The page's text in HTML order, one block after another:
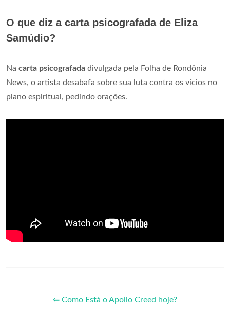
O que diz a carta psicografada de Eliza
Samúdio?
Na carta psicografada divulgada pela Folha de Rondônia
News, o artista desabafa sobre sua luta contra os vícios no
plano espiritual, pedindo orações.
⇐ Como Está o Apollo Creed hoje?